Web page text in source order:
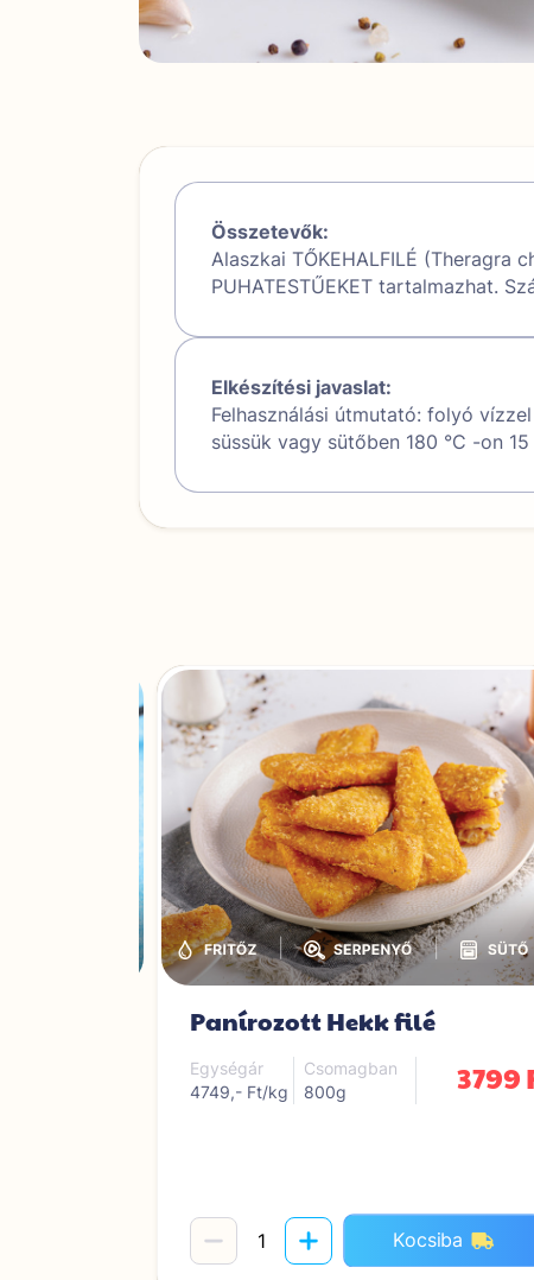
Összetevők:
Alaszkai TŐKEHALFILÉ (Theragra
PUHATESTŰEKET tartalmazhat.
Elkészítési javaslat:
Felhasználási útmutató: folyó
süssük vagy sütőben 180 °C -on
| |
Panírozott Hekk filé
Egységár
4749,- Ft/kg
Csomagban
800g
3799
Kocsiba